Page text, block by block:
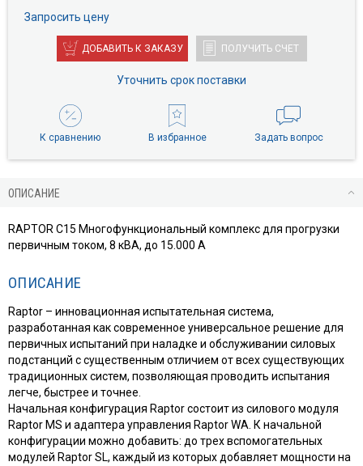
Запросить цену
ДОБАВИТЬ К ЗАКАЗУ ПОЛУЧИТЬ СЧЕТ
Уточнить срок поставки
К сравнению В избранное Задать вопрос
ОПИСАНИЕ
RAPTOR C15 Многофункциональный комплекс для прогрузки
первичным током, 8 кВА, до 15.000 А
ОПИСАНИЕ
Raptor – инновационная испытательная система,
разработанная как современное универсальное решение для
первичных испытаний при наладке и обслуживании силовых
подстанций с существенным отличием от всех существующих
традиционных систем, позволяющая проводить испытания
легче, быстрее и точнее.
Начальная конфигурация Raptor состоит из силового модуля
Raptor MS и адаптера управления Raptor WA. К начальной
конфигурации можно добавить: до трех вспомогательных
модулей Raptor SL, каждый из которых добавляет мощности на